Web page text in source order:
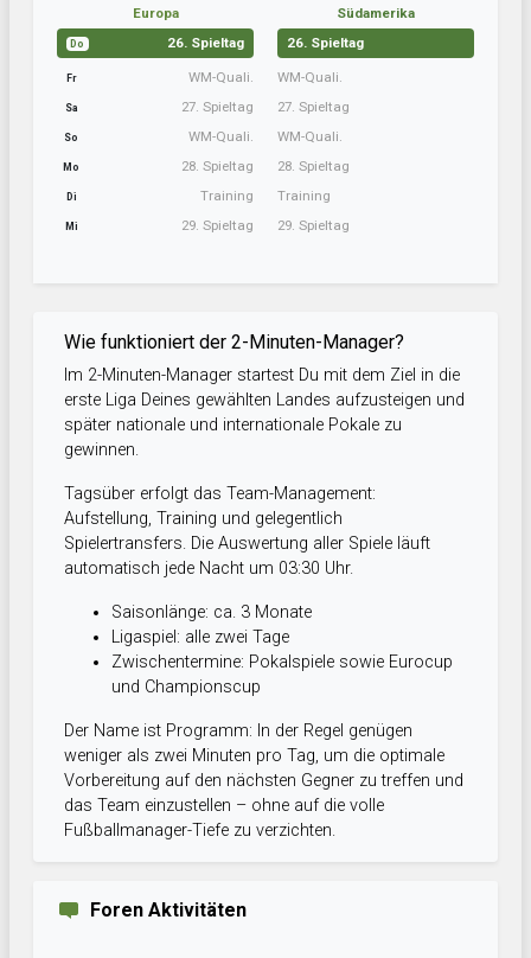
Europa
Do 26. Spieltag
Fr WM-Quali.
Sa 27. Spieltag
So WM-Quali.
Mo 28. Spieltag
Di Training
Mi 29. Spieltag
Südamerika
26. Spieltag
WM-Quali.
27. Spieltag
WM-Quali.
28. Spieltag
Training
29. Spieltag
Wie funktioniert der 2-Minuten-Manager?
Im 2-Minuten-Manager startest Du mit dem Ziel in die
erste Liga Deines gewählten Landes aufzusteigen und
später nationale und internationale Pokale zu
gewinnen.
Tagsüber erfolgt das Team-Management:
Aufstellung, Training und gelegentlich
Spielertransfers. Die Auswertung aller Spiele läuft
automatisch jede Nacht um 03:30 Uhr.
Saisonlänge: ca. 3 Monate
Ligaspiel: alle zwei Tage
Zwischentermine: Pokalspiele sowie Eurocup
und Championscup
Der Name ist Programm: In der Regel genügen
weniger als zwei Minuten pro Tag, um die optimale
Vorbereitung auf den nächsten Gegner zu treffen und
das Team einzustellen – ohne auf die volle
Fußballmanager-Tiefe zu verzichten.
Foren Aktivitäten